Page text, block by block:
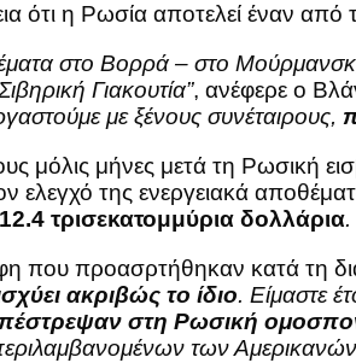
ότι η Ρωσία αποτελεί έναν
στο Βορρά – στo
Γιακουτία”, ανέφερε ο
με ξένους συνέταιρους,
μόλις μήνες μετά τη Ρωσική
ελεγχό της ενεργειακά
τρισεκατομμύρια δολλάρια.
που προασρτήθηκαν κατά τη
ακριβώς το ίδιο. Είμαστε
στη Ρωσική
των